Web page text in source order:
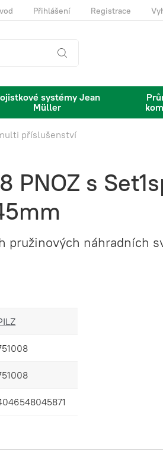
Přihlášení Registrace
systémy Jean
Müller
příslušenství
PNOZ s
pružinových náhradních